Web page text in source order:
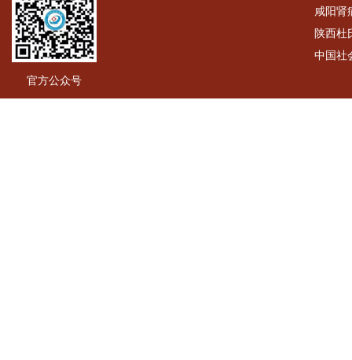
官方公众号
咸阳肾
陕西杜
中国社